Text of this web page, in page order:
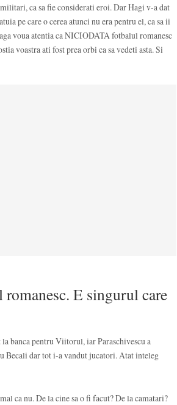
ca sa fie considerati eroi. Dar Hagi v-a dat
pe care o cerea atunci nu era pentru el, ca sa ii
voua atentia ca NICIODATA fotbalul romanesc
voastra ati fost prea orbi ca sa vedeti asta. Si
E singurul care
banca pentru Viitorul, iar Paraschivescu a
Becali dar tot i-a vandut jucatori. Atat inteleg
ca nu. De la cine sa o fi facut? De la camatari?